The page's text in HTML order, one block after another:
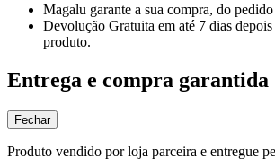
Magalu garante a sua compra, do
Devolução Gratuita em até 7 dias
produto.
Entrega e compra garantida
Fechar
Produto vendido por loja parceira e entregue